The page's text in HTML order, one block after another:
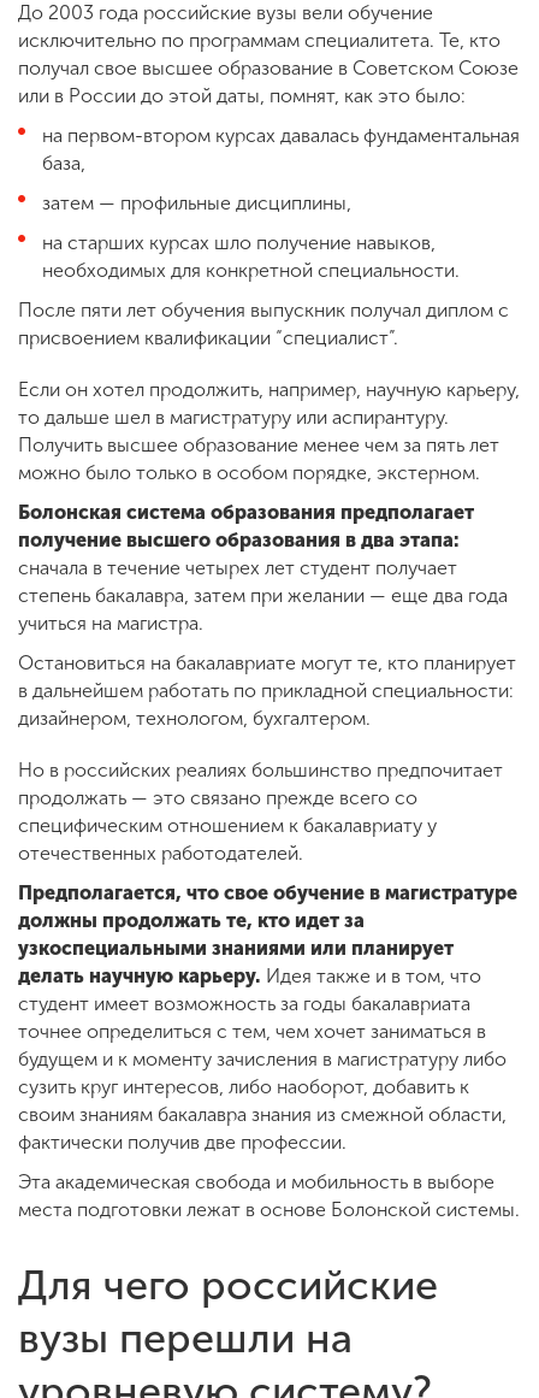
До 2003 года российские вузы вели обучение
исключительно по программам специалитета. Те, кто
получал свое высшее образование в Советском Союзе
или в России до этой даты, помнят, как это было:
на первом-втором курсах давалась фундаментальная
база,
затем — профильные дисциплины,
на старших курсах шло получение навыков,
необходимых для конкретной специальности.
После пяти лет обучения выпускник получал диплом с
присвоением квалификации “специалист”.
Если он хотел продолжить, например, научную карьеру,
то дальше шел в магистратуру или аспирантуру.
Получить высшее образование менее чем за пять лет
можно было только в особом порядке, экстерном.
Болонская система образования предполагает
получение высшего образования в два этапа:
сначала в течение четырех лет студент получает
степень бакалавра, затем при желании — еще два года
учиться на магистра.
Остановиться на бакалавриате могут те, кто планирует
в дальнейшем работать по прикладной специальности:
дизайнером, технологом, бухгалтером.
Но в российских реалиях большинство предпочитает
продолжать — это связано прежде всего со
специфическим отношением к бакалавриату у
отечественных работодателей.
Предполагается, что свое обучение в магистратуре
должны продолжать те, кто идет за
узкоспециальными знаниями или планирует
делать научную карьеру. Идея также и в том, что
студент имеет возможность за годы бакалавриата
точнее определиться с тем, чем хочет заниматься в
будущем и к моменту зачисления в магистратуру либо
сузить круг интересов, либо наоборот, добавить к
своим знаниям бакалавра знания из смежной области,
фактически получив две профессии.
Эта академическая свобода и мобильность в выборе
места подготовки лежат в основе Болонской системы.
Для чего российские
вузы перешли на